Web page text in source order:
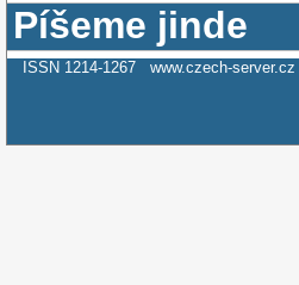
Píšeme jinde
ISSN 1214-1267 www.czech-server.cz